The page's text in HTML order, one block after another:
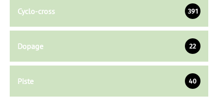
Cyclo-cross 391
Dopage 22
Piste 40